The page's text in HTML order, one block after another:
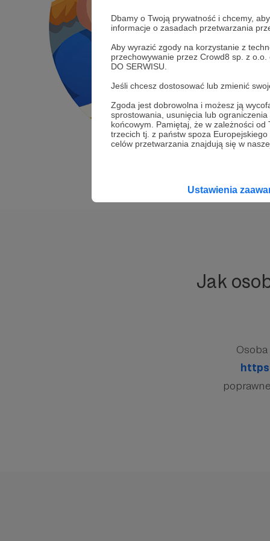
Dbamy o Twoją prywatność i chcemy,
informacje o zasadach przetwarzania
Aby wyrazić zgody na korzystanie z
przechowywanie przez Crowd8 sp. z
DO SERWISU.
Jeśli chcesz dostosować lub zmienić
Zgoda jest dobrowolna i możesz ją
sprostowania, usunięcia lub
końcowym. Pamiętaj, że w zależności
trzecich tj. z państw spoza
celów przetwarzania znajdują się w
Ustawienia
Jak